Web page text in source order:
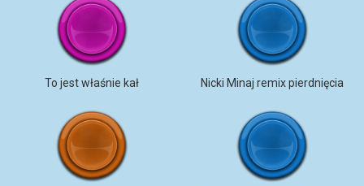
To jest właśnie kał Nicki Minaj remix pierdnięcia